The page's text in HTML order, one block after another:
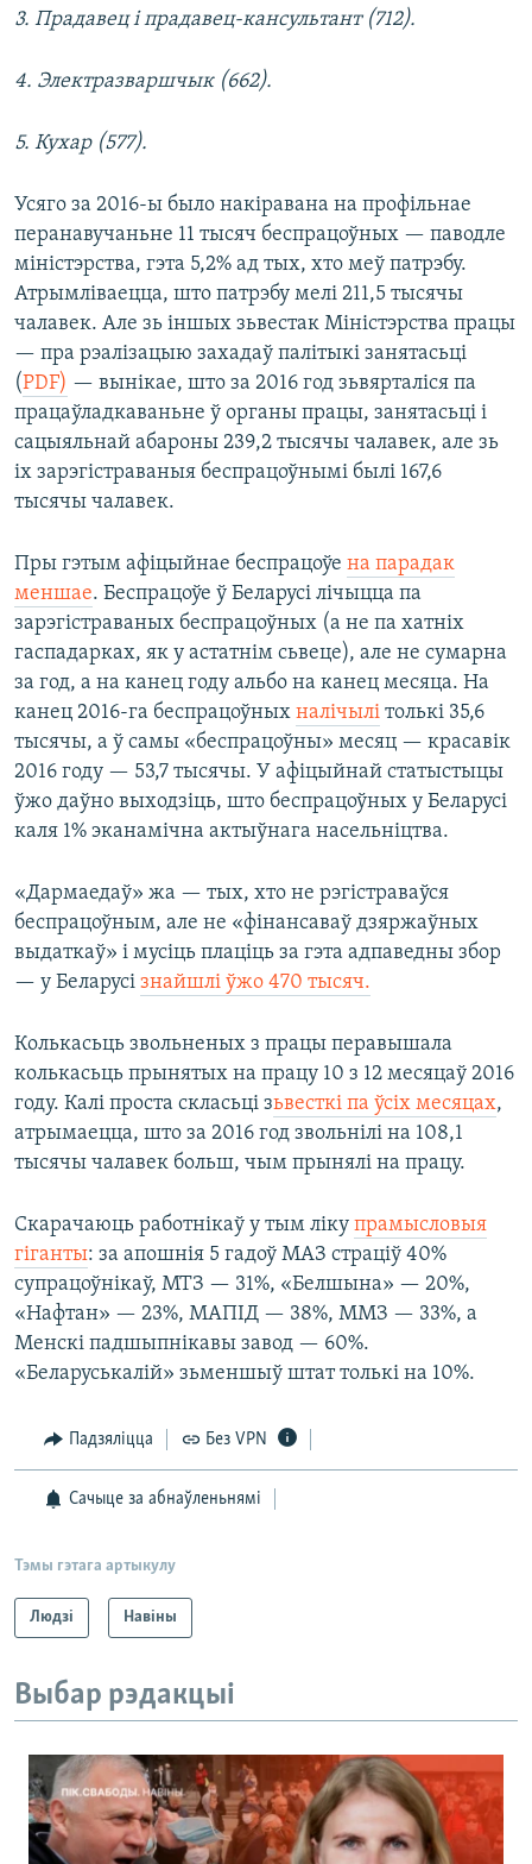
3. Прадавец і прадавец-кансультант (712).
4. Электразваршчык (662).
5. Кухар (577).
Усяго за 2016-ы было накіравана на профільнае
перанавучаньне 11 тысяч беспрацоўных — паводле
міністэрства, гэта 5,2% ад тых, хто меў патрэбу.
Атрымліваецца, што патрэбу мелі 211,5 тысячы
чалавек. Але зь іншых зьвестак Міністэрства працы
— пра рэалізацыю захадаў палітыкі занятасьці
(PDF) — вынікае, што за 2016 год зьвярталіся па
працаўладкаваньне ў органы працы, занятасьці і
сацыяльнай абароны 239,2 тысячы чалавек, але зь
іх зарэгістраваныя беспрацоўнымі былі 167,6
тысячы чалавек.
Пры гэтым афіцыйнае беспрацоўе на парадак
меншае. Беспрацоўе ў Беларусі лічыцца па
зарэгістраваных беспрацоўных (а не па хатніх
гаспадарках, як у астатнім сьвеце), але не сумарна
за год, а на канец году альбо на канец месяца. На
канец 2016-га беспрацоўных налічылі толькі 35,6
тысячы, а ў самы «беспрацоўны» месяц — красавік
2016 году — 53,7 тысячы. У афіцыйнай статыстыцы
ўжо даўно выходзіць, што беспрацоўных у Беларусі
каля 1% эканамічна актыўнага насельніцтва.
«Дармаедаў» жа — тых, хто не рэгістраваўся
беспрацоўным, але не «фінансаваў дзяржаўных
выдаткаў» і мусіць плаціць за гэта адпаведны збор
— у Беларусі знайшлі ўжо 470 тысяч.
Колькасьць звольненых з працы перавышала
колькасьць прынятых на працу 10 з 12 месяцаў 2016
году. Калі проста скласьці зьвесткі па ўсіх месяцах,
атрымаецца, што за 2016 год звольнілі на 108,1
тысячы чалавек больш, чым прынялі на працу.
Скарачаюць работнікаў у тым ліку прамысловыя
гіганты: за апошнія 5 гадоў МАЗ страціў 40%
супрацоўнікаў, МТЗ — 31%, «Белшына» — 20%,
«Нафтан» — 23%, МАПІД — 38%, ММЗ — 33%, а
Менскі падшыпнікавы завод — 60%.
«Беларуськалій» зьменшыў штат толькі на 10%.
Падзяліцца Без VPN
Сачыце за абнаўленьнямі
Тэмы гэтага артыкулу
Людзі Навіны
Выбар рэдакцыі